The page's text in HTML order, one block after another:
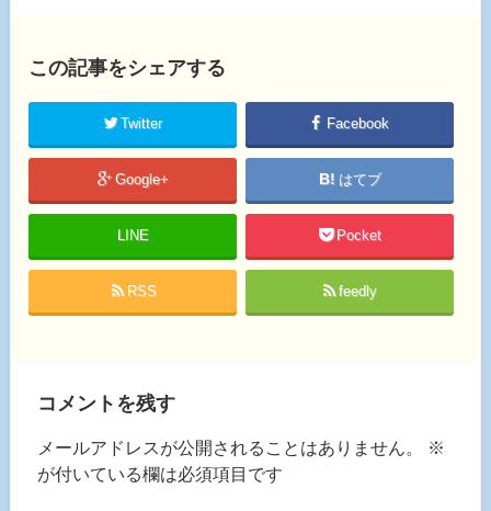
この記事をシェアする
Twitter Facebook
Google+ はてブ
LINE Pocket
RSS feedly
コメントを残す
メールアドレスが公開されることはありません。
※
が付いている欄は必須項目です